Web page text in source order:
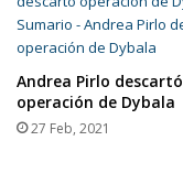
Andrea Pirlo descartó
operación de Dybala
27 Feb, 2021